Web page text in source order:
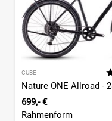
CUBE
699,- €
Rahmenform